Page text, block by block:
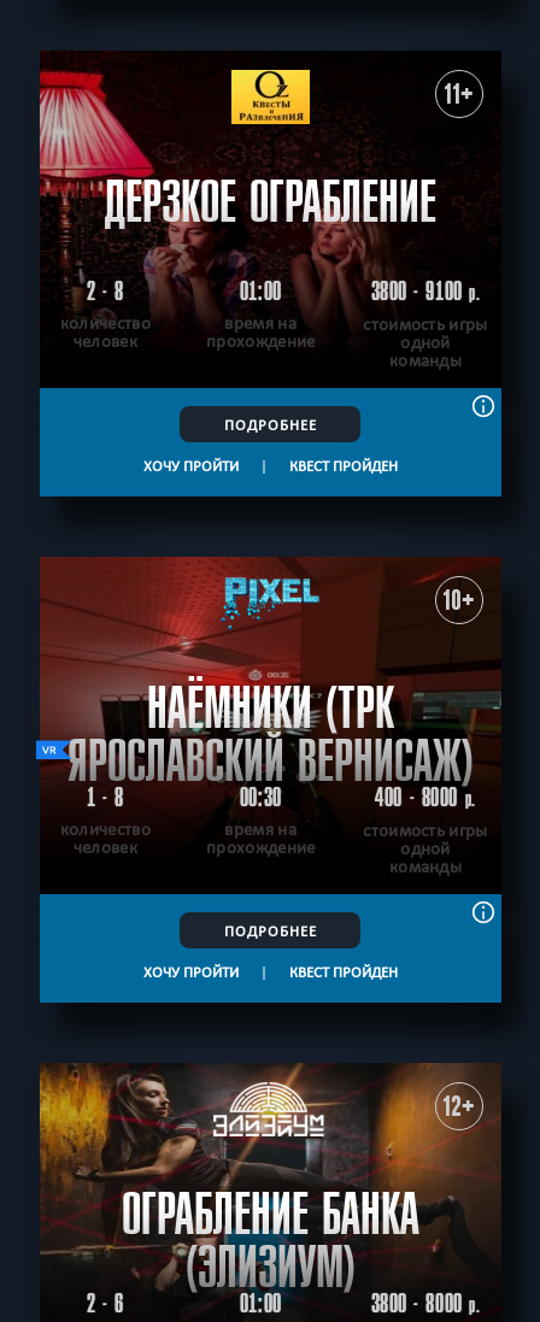
11+
ДЕРЗКОЕ ОГРАБЛЕНИЕ
2 - 8
количество
человек
01:00
время на
прохождение
3800 - 9100р.
стоимость игры
одной
команды
ПОДРОБНЕЕ
ХОЧУ ПРОЙТИ | КВЕСТ ПРОЙДЕН
10+
НАЁМНИКИ (ТРК
ЯРОСЛАВСКИЙ ВЕРНИСАЖ)
1 - 8
количество
человек
00:30
время на
прохождение
400 - 8000 р.
стоимость игры
одной
команды
ПОДРОБНЕЕ
ХОЧУ ПРОЙТИ | КВЕСТ ПРОЙДЕН
12+
ОГРАБЛЕНИЕ БАНКА
(ЭЛИЗИУМ)
2 - 6 01:00 3800 - 8000р.